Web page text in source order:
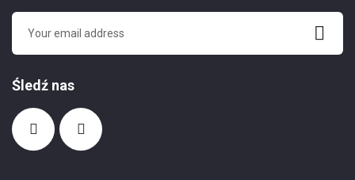
Śledź nas